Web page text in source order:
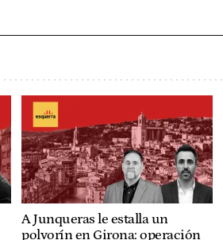
A Junqueras le estalla un
polvorín en Girona: operación